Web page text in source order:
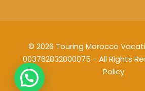
© 2026 Touring Morocco
003762832000075 - All Rights
Policy